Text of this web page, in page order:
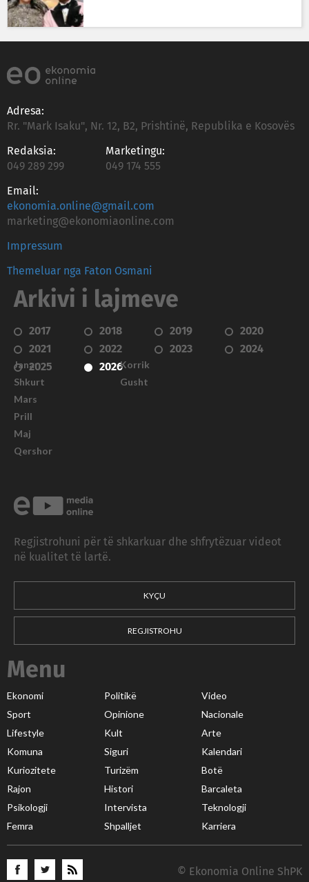
Adresa:
Rr. "Mark Isaku", Nr. 12, B2, Prishtinë, Republika e Kosovës
Redaksia:
049 289 299
Marketingu:
049 174 555
Email:
ekonomia.online@gmail.com
marketing@ekonomiaonline.com
Impressum
Themeluar nga Faton Osmani
Arkivi i lajmeve
2017 2018 2019
2020
2021
2022 2023
2024
2025
2026
Janar
Shkurt
Mars
Prill
Maj
Qershor
Korrik
Gusht
Regjistrohuni për të shkarkuar dhe shfrytëzuar videot
në kualitet të lartë.
KYÇU
REGJISTROHU
Menu
Ekonomi Politikë
Video
Sport
Opinione
Nacionale
Lifestyle
Kult
Arte
Komuna
Siguri
Kalendari
Kuriozitete
Turizëm
Botë
Rajon
Histori
Barcaleta
Psikologji
Intervista
Teknologji
Femra
Shpalljet Karriera
© Ekonomia Online ShPK